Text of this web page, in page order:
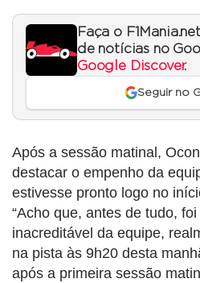
Faça o
de notícias no
Google Discover.
Seguir no
Após a sessão matinal,
destacar o empenho da
estivesse pronto logo no
“Acho que, antes de tudo,
inacreditável da equipe,
na pista às 9h20 desta
após a primeira sessão